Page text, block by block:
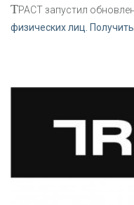
ТРАСТ запустил
физических лиц.